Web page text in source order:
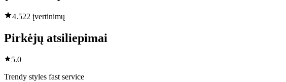
4.522 įvertinimų
Pirkėjų atsiliepimai
5.0
Trendy styles fast service